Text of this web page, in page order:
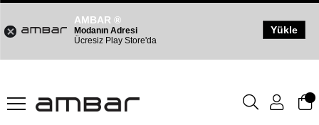
AMBAR ®
Modanın Adresi
Ücresiz Play Store'da
Yükle